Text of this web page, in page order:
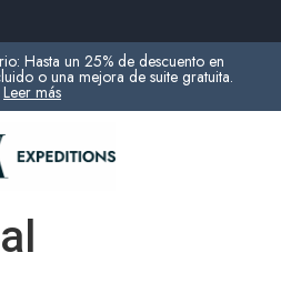
Hasta un 25% de descuento en
o una mejora de suite gratuita.
Leer más